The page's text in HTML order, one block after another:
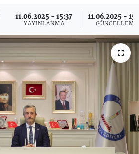
11.06.2025 - 15:37
YAYINLANMA
11.06.2025 -
GÜNCELLEME